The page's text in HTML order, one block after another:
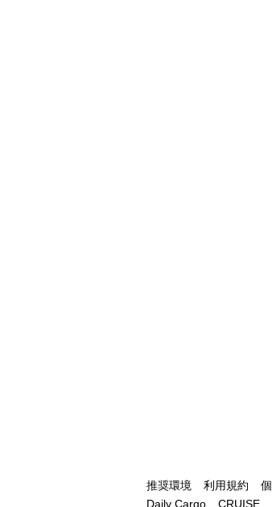
推奨環境 利用規約
Daily Cargo
CRUISE